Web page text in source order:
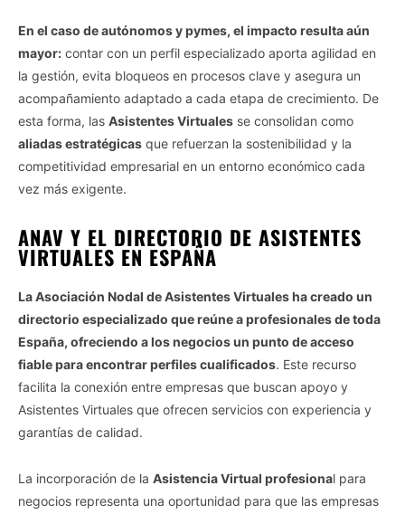
En el caso de autónomos y pymes, el impacto resulta aún
mayor: contar con un perfil especializado aporta agilidad en
la gestión, evita bloqueos en procesos clave y asegura un
acompañamiento adaptado a cada etapa de crecimiento. De
esta forma, las Asistentes Virtuales se consolidan como
aliadas estratégicas que refuerzan la sostenibilidad y la
competitividad empresarial en un entorno económico cada
vez más exigente.
ANAV Y EL DIRECTORIO DE ASISTENTES
VIRTUALES EN ESPAÑA
La Asociación Nodal de Asistentes Virtuales ha creado un
directorio especializado que reúne a profesionales de toda
España, ofreciendo a los negocios un punto de acceso
fiable para encontrar perfiles cualificados. Este recurso
facilita la conexión entre empresas que buscan apoyo y
Asistentes Virtuales que ofrecen servicios con experiencia y
garantías de calidad.
La incorporación de la Asistencia Virtual profesional para
negocios representa una oportunidad para que las empresas